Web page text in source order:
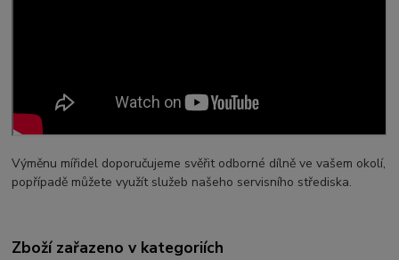
Výměnu mířidel doporučujeme svěřit odborné dílně ve vašem okolí,
popřípadě můžete využít služeb našeho servisního střediska.
Zboží zařazeno v kategoriích